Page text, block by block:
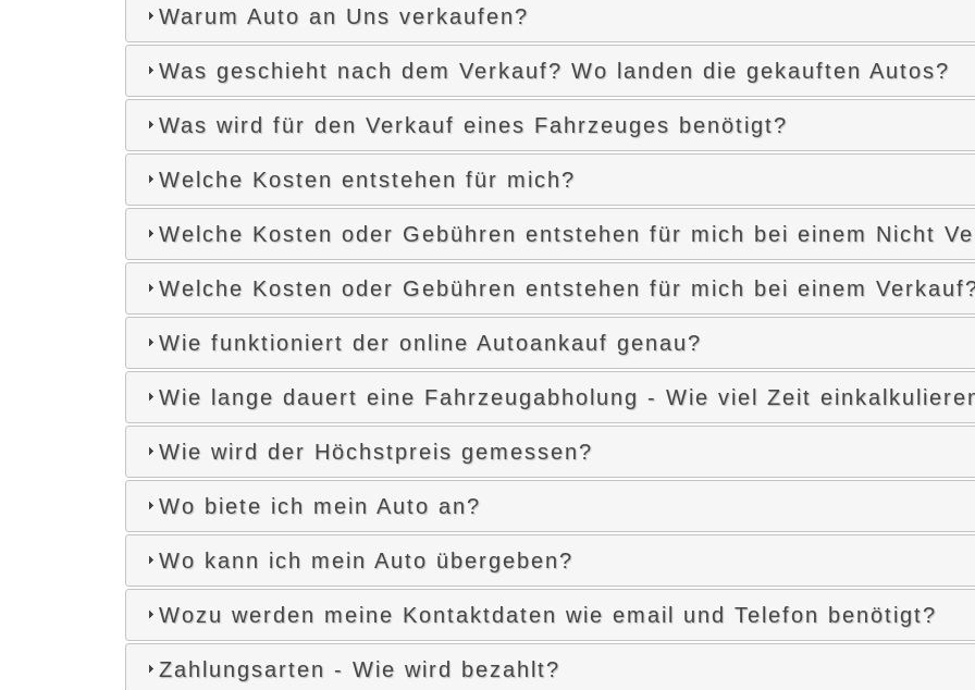
Warum Auto an Uns verkaufen?
Was geschieht nach dem Verkauf? Wo landen die gekauften Autos?
Was wird für den Verkauf eines Fahrzeuges benötigt?
Welche Kosten entstehen für mich?
Welche Kosten oder Gebühren entstehen für mich bei einem Nicht
Welche Kosten oder Gebühren entstehen für mich bei einem
Wie funktioniert der online Autoankauf genau?
Wie lange dauert eine Fahrzeugabholung - Wie viel Zeit
Wie wird der Höchstpreis gemessen?
Wo biete ich mein Auto an?
Wo kann ich mein Auto übergeben?
Wozu werden meine Kontaktdaten wie email und Telefon benötigt?
Zahlungsarten - Wie wird bezahlt?